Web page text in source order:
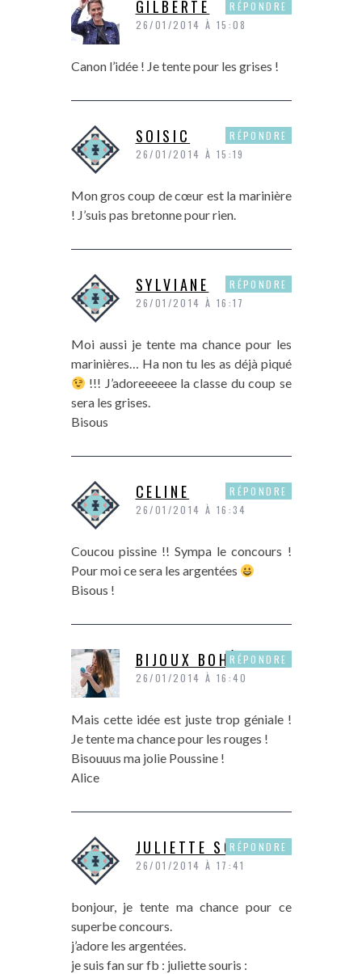
GILBERTE
26/01/2014 À 15:08
Canon l’idée ! Je tente pour les grises !
RÉPONDRE
SOISIC
26/01/2014 À 15:19
Mon gros coup de cœur est la marinière
! J’suis pas bretonne pour rien.
RÉPONDRE
SYLVIANE
26/01/2014 À 16:17
Moi aussi je tente ma chance pour les
marinières… Ha non tu les as déjà piqué
!!! J’adoreeeeee la classe du coup se
sera les grises.
Bisous
RÉPONDRE
CELINE
26/01/2014 À 16:34
Coucou pissine !! Sympa le concours !
Pour moi ce sera les argentées
Bisous !
RÉPONDRE
BIJOUX BOHÈMES
26/01/2014 À 16:40
Mais cette idée est juste trop géniale !
Je tente ma chance pour les rouges !
Bisouuus ma jolie Poussine !
Alice
RÉPONDRE
JULIETTE SOURIS
26/01/2014 À 17:41
bonjour, je tente ma chance pour ce
superbe concours.
j’adore les argentées.
je suis fan sur fb : juliette souris :
RÉPONDRE